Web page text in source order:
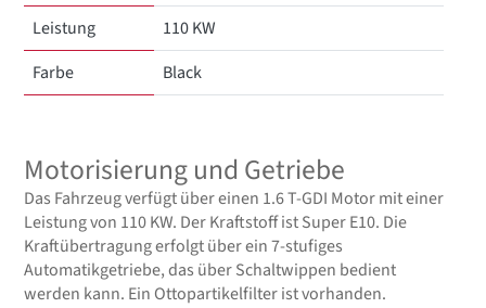
Leistung
110 KW
Farbe
Black
Motorisierung und Getriebe
Das Fahrzeug verfügt über einen 1.6 T-GDI Motor mit einer
Leistung von 110 KW. Der Kraftstoff ist Super E10. Die
Kraftübertragung erfolgt über ein 7-stufiges
Automatikgetriebe, das über Schaltwippen bedient
werden kann. Ein Ottopartikelfilter ist vorhanden.